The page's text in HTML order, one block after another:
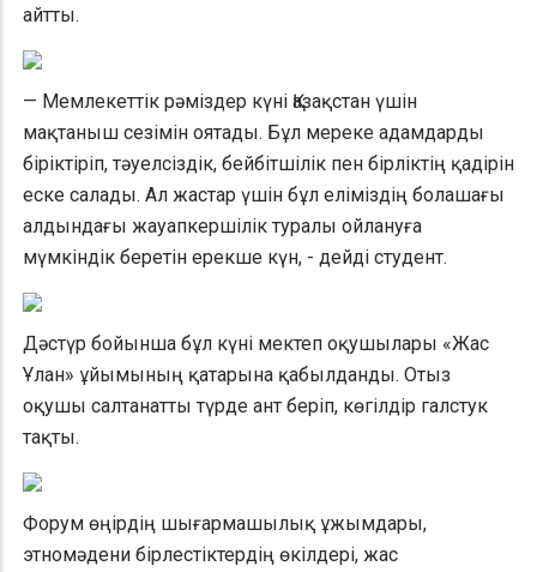
айтты.
— Мемлекеттік рәміздер күні Қазақстан үшін
мақтаныш сезімін оятады. Бұл мереке адамдарды
біріктіріп, тәуелсіздік, бейбітшілік пен бірліктің қадірін
еске салады. Ал жастар үшін бұл еліміздің болашағы
алдындағы жауапкершілік туралы ойлануға
мүмкіндік беретін ерекше күн, - дейді студент.
Дәстүр бойынша бұл күні мектеп оқушылары «Жас
Ұлан» ұйымының қатарына қабылданды. Отыз
оқушы салтанатты түрде ант беріп, көгілдір галстук
тақты.
Форум өңірдің шығармашылық ұжымдары,
этномәдени бірлестіктердің өкілдері, жас